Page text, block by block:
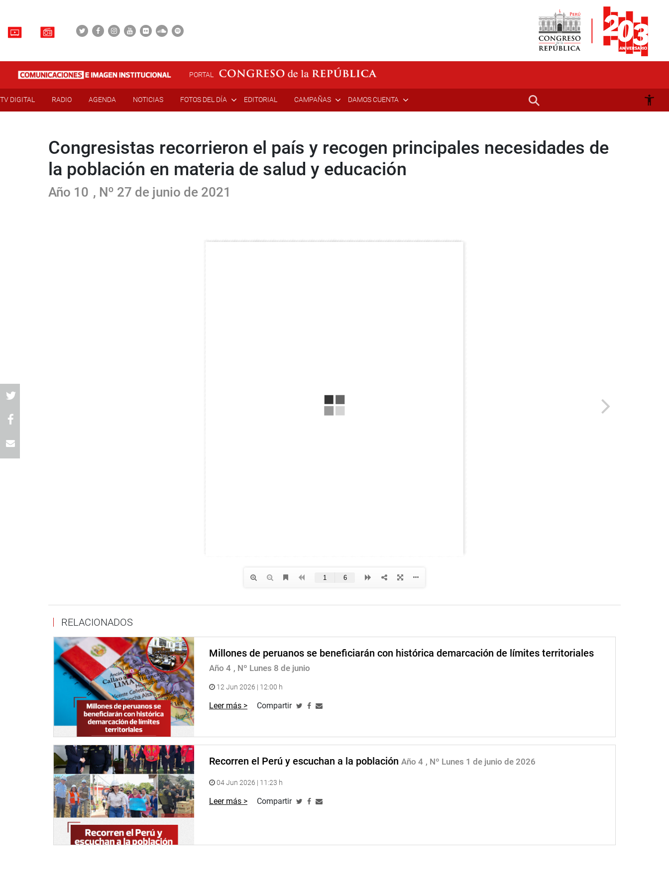
PORTAL
TV DIGITAL RADIO AGENDA NOTICIAS FOTOS DEL DÍA EDITORIAL CAMPAÑAS DAMOS CUENTA
Congresistas recorrieron el país y recogen principales necesidades de
la población en materia de salud y educación
Año 10 , Nº 27 de junio de 2021
RELACIONADOS
Millones de peruanos se beneficiarán con histórica demarcación de límites territoriales
Año 4 , Nº Lunes 8 de junio
12 Jun 2026 | 12:00 h
Leer más > Compartir
Recorren el Perú y escuchan a la población Año 4 , Nº Lunes 1 de junio de 2026
04 Jun 2026 | 11:23 h
Leer más > Compartir